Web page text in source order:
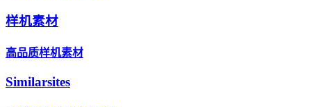
样机素材
高品质样机素材
Similarsites